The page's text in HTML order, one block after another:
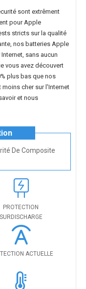
sont extrêment
pour Apple
stricts sur la qualité
nos batteries Apple
sans aucun
vous avez découvert
plus bas que nos
cher sur l'Internet
et nous
De Composite
PROTECTION
SURDISCHARGE
ACTUELLE